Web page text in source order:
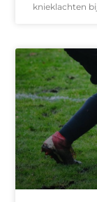
knieklachten